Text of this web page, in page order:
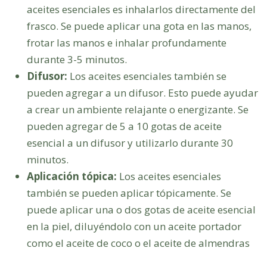
aceites esenciales es inhalarlos directamente del
frasco. Se puede aplicar una gota en las manos,
frotar las manos e inhalar profundamente
durante 3-5 minutos.
Difusor: Los aceites esenciales también se
pueden agregar a un difusor. Esto puede ayudar
a crear un ambiente relajante o energizante. Se
pueden agregar de 5 a 10 gotas de aceite
esencial a un difusor y utilizarlo durante 30
minutos.
Aplicación tópica: Los aceites esenciales
también se pueden aplicar tópicamente. Se
puede aplicar una o dos gotas de aceite esencial
en la piel, diluyéndolo con un aceite portador
como el aceite de coco o el aceite de almendras